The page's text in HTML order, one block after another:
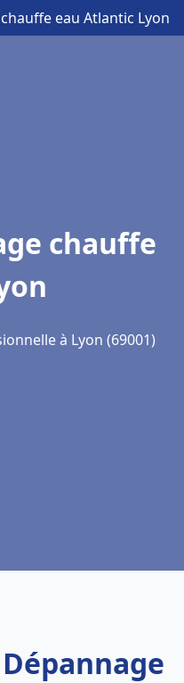
eau Atlantic Lyon
chauffe
à Lyon (69001)